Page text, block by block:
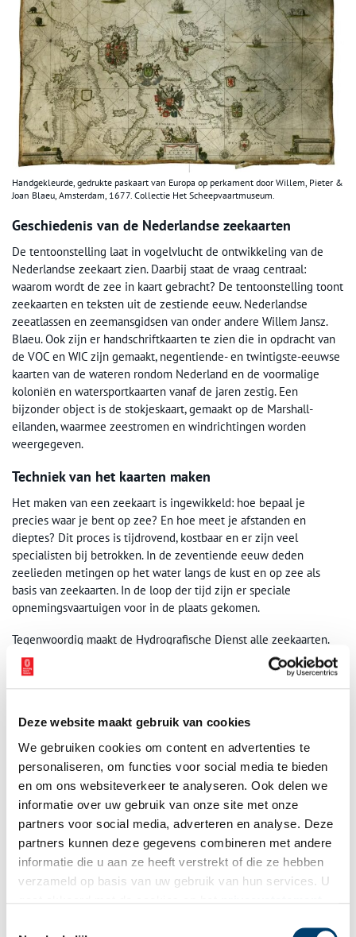
Deze website maakt gebruik van cookies
We gebruiken cookies om content en advertenties te
personaliseren, om functies voor social media te bieden
en om ons websiteverkeer te analyseren. Ook delen we
informatie over uw gebruik van onze site met onze
partners voor social media, adverteren en analyse. Deze
partners kunnen deze gegevens combineren met andere
informatie die u aan ze heeft verstrekt of die ze hebben
verzameld op basis van uw gebruik van hun services. U
Handgekleurde, gedrukte paskaart van Europa op perkament door Willem, Pieter &
Joan Blaeu, Amsterdam, 1677. Collectie Het Scheepvaartmuseum.
Geschiedenis van de Nederlandse zeekaarten
De tentoonstelling laat in vogelvlucht de ontwikkeling van de
Nederlandse zeekaart zien. Daarbij staat de vraag centraal:
waarom wordt de zee in kaart gebracht? De tentoonstelling toont
zeekaarten en teksten uit de zestiende eeuw. Nederlandse
zeeatlassen en zeemansgidsen van onder andere Willem Jansz.
Blaeu. Ook zijn er handschriftkaarten te zien die in opdracht van
de VOC en WIC zijn gemaakt, negentiende- en twintigste-eeuwse
kaarten van de wateren rondom Nederland en de voormalige
koloniën en watersportkaarten vanaf de jaren zestig. Een
bijzonder object is de stokjeskaart, gemaakt op de Marshall-
eilanden, waarmee zeestromen en windrichtingen worden
weergegeven.
Techniek van het kaarten maken
Het maken van een zeekaart is ingewikkeld: hoe bepaal je
precies waar je bent op zee? En hoe meet je afstanden en
dieptes? Dit proces is tijdrovend, kostbaar en er zijn veel
specialisten bij betrokken. In de zeventiende eeuw deden
zeelieden metingen op het water langs de kust en op zee als
basis van zeekaarten. In de loop der tijd zijn er speciale
opnemingsvaartuigen voor in de plaats gekomen.
Tegenwoordig maakt de Hydrografische Dienst alle zeekaarten.
Dit doet de dienst voor de zeeën rond Nederland en in Caribisch
Nederland. De waterdiepten, getijden en gevaren als ondiepten
en wrakken moeten zorgvuldig worden vastgesteld.
In de tentoonstelling zijn oude meetinstrumenten te zien zoals
dieptemeters, hoekmeters en getij-instrumenten én is te zien
hoe zeekaarten werden gedrukt: van de eerste schets tot aan de
koperplaat waarmee de kaart wordt afgedrukt.
De zee in kaartis te zien vanaf 20 juni in Het
Scheepvaartmuseum.
Bron:Het Scheepvaartmuseum
Publicatiedatum: 20/06/2025